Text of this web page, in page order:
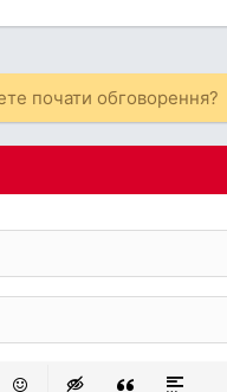
почати обговорення?